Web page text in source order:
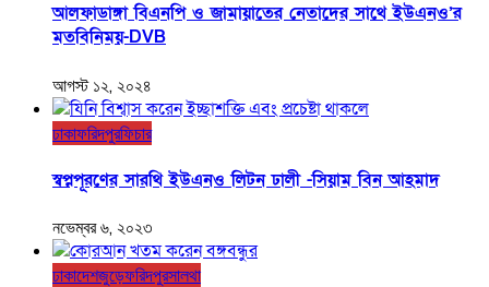
আলফাডাঙ্গা বিএনপি ও জামায়াতের নেতাদের সাথে ইউএনও’র
মতবিনিময়-DVB
আগস্ট ১২, ২০২৪
ঢাকাফরিদপুরফিচার
স্বপ্নপূরণের সারথি ইউএনও লিটন ঢালী -সিয়াম বিন আহমাদ
নভেম্বর ৬, ২০২৩
ঢাকাদেশজুড়েফরিদপুরসালথা